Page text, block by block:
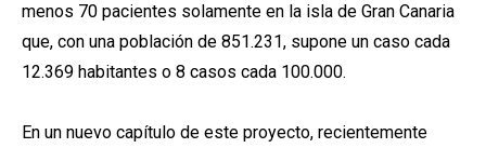
menos 70 pacientes solamente en la isla de Gran Canaria
que, con una población de 851.231, supone un caso cada
12.369 habitantes o 8 casos cada 100.000.
En un nuevo capítulo de este proyecto, recientemente